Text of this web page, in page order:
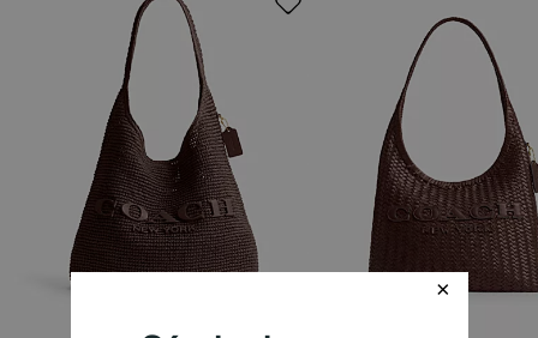
mano lo esencial, mientras que
su correa ancha para el hombro
y el cierre magnético facilitan su